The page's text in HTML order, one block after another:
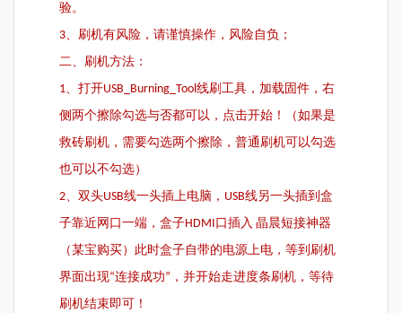
验。
3、刷机有风险，请谨慎操作，风险自负；
二、刷机方法：
1、打开USB_Burning_Tool线刷工具，加载固件，右
侧两个擦除勾选与否都可以，点击开始！（如果是
救砖刷机，需要勾选两个擦除，普通刷机可以勾选
也可以不勾选）
2、双头USB线一头插上电脑，USB线另一头插到盒
子靠近网口一端，盒子HDMI口插入 晶晨短接神器
（某宝购买）此时盒子自带的电源上电，等到刷机
界面出现“连接成功”，并开始走进度条刷机，等待
刷机结束即可！